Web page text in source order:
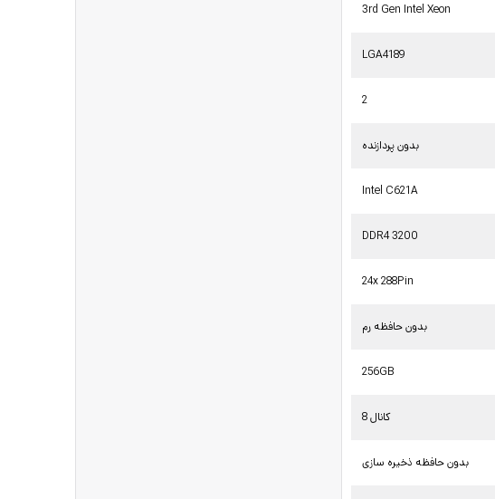
3rd Gen Intel Xeon
LGA4189
2
بدون پردازنده
Intel C621A
DDR4 3200
24x 288Pin
بدون حافظه رم
256GB
8 کانال
بدون حافظه ذخیره سازی